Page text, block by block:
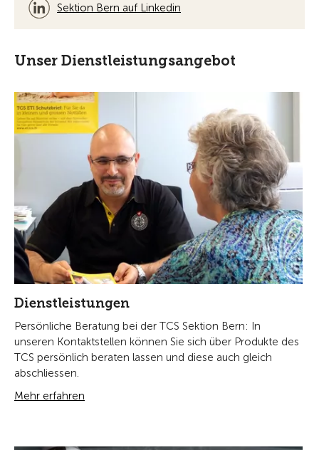
Sektion Bern auf Linkedin
Unser Dienstleistungsangebot
Dienstleistungen
Persönliche Beratung bei der TCS Sektion Bern: In
unseren Kontaktstellen können Sie sich über Produkte des
TCS persönlich beraten lassen und diese auch gleich
abschliessen.
Mehr erfahren